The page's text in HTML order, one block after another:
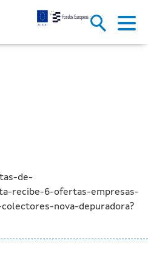
del canon de
de-
recibe-6-ofertas-empresas-
nova-depuradora?